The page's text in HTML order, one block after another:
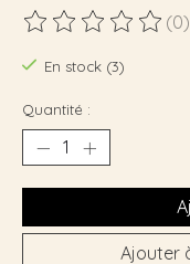
Ce produit est (0)
En stock (3)
Quantité :
Ajouter